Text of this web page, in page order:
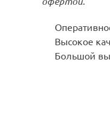
Высокое
Большой